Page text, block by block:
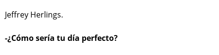
Jeffrey Herlings.
-¿Cómo sería tu día perfecto?